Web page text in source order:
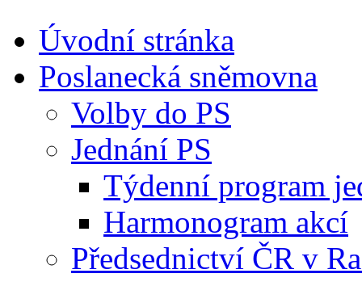
Úvodní stránka
Poslanecká sněmovna
Volby do PS
Jednání PS
Týdenní program
Harmonogram akcí
Předsednictví ČR v